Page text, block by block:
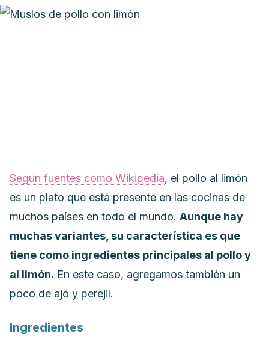
Según fuentes como Wikipedia, el pollo al limón
es un plato que está presente en las cocinas de
muchos países en todo el mundo. Aunque hay
muchas variantes, su característica es que
tiene como ingredientes principales al pollo y
al limón. En este caso, agregamos también un
poco de ajo y perejil.
Ingredientes